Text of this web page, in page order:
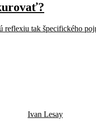
tak špecifického
Ivan Lesay